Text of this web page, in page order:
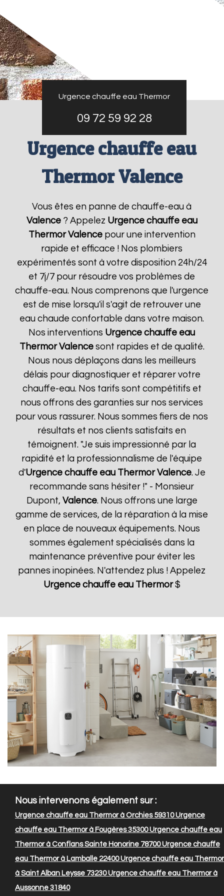
Urgence chauffe eau Thermor
09 72 59 92 28
Urgence chauffe eau
Thermor Valence
Vous êtes en panne de chauffe-eau à
Valence? Appelez Urgence chauffe eau
Thermor Valencepour une intervention
rapide et efficace ! Nos plombiers
expérimentés sont à votre disposition 24h/24
et 7j/7 pour résoudre vos problèmes de
chauffe-eau. Nous comprenons que l'urgence
est de mise lorsqu'il s'agit de retrouver une
eau chaude confortable dans votre maison.
Nos interventions Urgence chauffe eau
Thermor Valencesont rapides et de qualité.
Nous nous déplaçons dans les meilleurs
délais pour diagnostiquer et réparer votre
chauffe-eau. Nos tarifs sont compétitifs et
nous offrons des garanties sur nos services
pour vous rassurer. Nous sommes fiers de nos
résultats et nos clients satisfaits en
témoignent. "Je suis impressionné par la
rapidité et la professionnalisme de l'équipe
d'Urgence chauffe eau Thermor Valence. Je
recommande sans hésiter !" - Monsieur
Dupont, Valence. Nous offrons une large
gamme de services, de la réparation à la mise
en place de nouveaux équipements. Nous
sommes également spécialisés dans la
maintenance préventive pour éviter les
pannes inopinées. N'attendez plus ! Appelez
Urgence chauffe eau Thermor$
Nous intervenons également sur :
Urgence chauffe eau Thermor à Orchies 59310Urgence
chauffe eau Thermor à Fougères 35300Urgence chauffe eau
Thermor à Conflans Sainte Honorine 78700Urgence chauffe
eau Thermor à Lamballe 22400Urgence chauffe eau Thermor
à Saint Alban Leysse 73230Urgence chauffe eau Thermor à
Aussonne 31840